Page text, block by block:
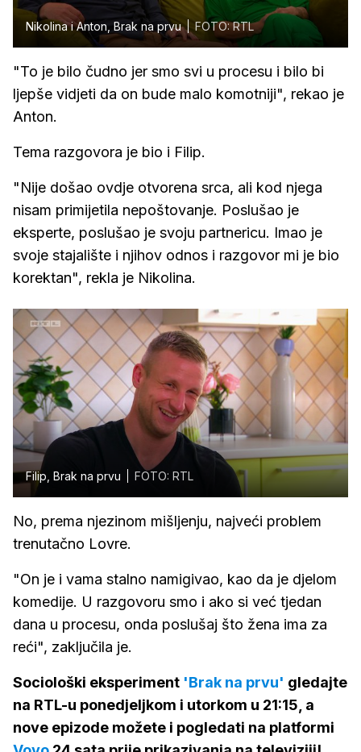
Nikolina i Anton, Brak na prvu FOTO: RTL
"To je bilo čudno jer smo svi u procesu i bilo bi
ljepše vidjeti da on bude malo komotniji", rekao je
Anton.
Tema razgovora je bio i Filip.
"Nije došao ovdje otvorena srca, ali kod njega
nisam primijetila nepoštovanje. Poslušao je
eksperte, poslušao je svoju partnericu. Imao je
svoje stajalište i njihov odnos i razgovor mi je bio
korektan", rekla je Nikolina.
Filip, Brak na prvu FOTO: RTL
No, prema njezinom mišljenju, najveći problem
trenutačno Lovre.
"On je i vama stalno namigivao, kao da je djelom
komedije. U razgovoru smo i ako si već tjedan
dana u procesu, onda poslušaj što žena ima za
reći", zaključila je.
Sociološki eksperiment 'Brak na prvu' gledajte
na RTL-u ponedjeljkom i utorkom u 21:15, a
nove epizode možete i pogledati na platformi